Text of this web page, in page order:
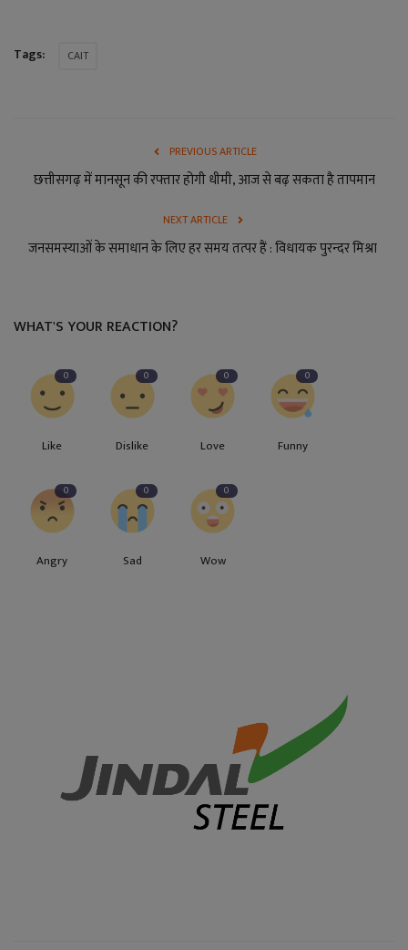
Tags: CAIT
PREVIOUS ARTICLE
छत्तीसगढ़ में मानसून की रफ्तार होगी धीमी, आज से बढ़ सकता है तापमान
NEXT ARTICLE
जनसमस्याओं के समाधान के लिए हर समय तत्पर हैं : विधायक पुरन्दर मिश्रा
WHAT'S YOUR REACTION?
0
Like
0
Dislike
0
Love
0
Funny
0
Angry
0
Sad
0
Wow